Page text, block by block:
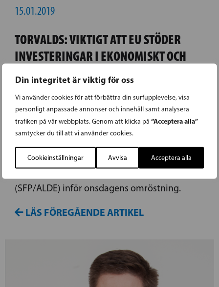
Din integritet är viktig för oss
Vi använder cookies för att förbättra din surfupplevelse, visa
personligt anpassade annonser och innehåll samt analysera
trafiken på vår webbplats. Genom att klicka på “Acceptera alla”
samtycker du till att vi använder cookies.
Cookieinställningar Avvisa Acceptera alla
15.01.2019
TORVALDS: VIKTIGT ATT EU STÖDER
INVESTERINGAR I EKONOMISKT OCH
EKOLOGISKT HÅLLBARA PROJEKT
Investeringsprogrammet InvestEU ska under
de kommande åren 2021-2027 öka på
investeringarna, med fokus på att investera
mera i ekonomiskt och ekologiskt hållbara
projekt. Det konstaterar
(SFP/ALDE) inför onsdagens omröstning.
LÄS FÖREGÅENDE ARTIKEL